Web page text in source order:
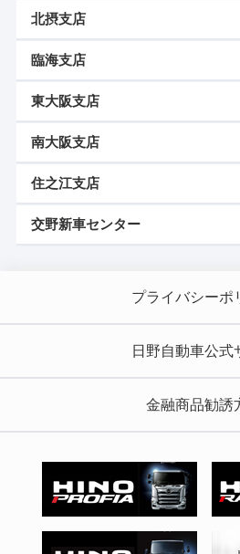
北摂支店
臨海支店
東大阪支店
南大阪支店
住之江支店
交野新車センター
プライバシーポ
日野自動車公式
金融商品勧誘